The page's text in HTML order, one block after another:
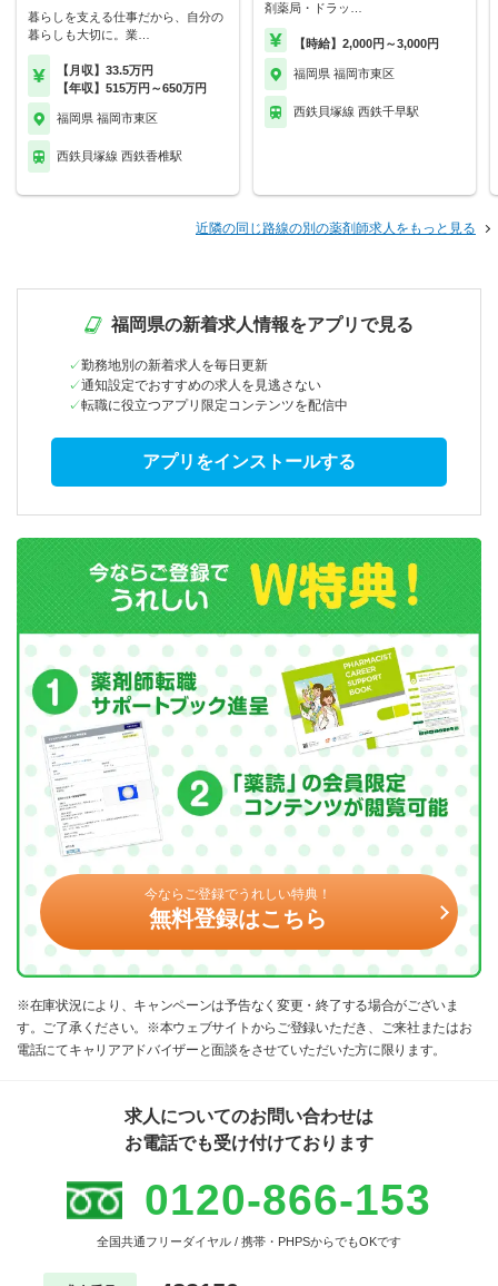
暮らしを支える仕事だから、自分の
暮らしも大切に。業…
【月収】33.5万円
【年収】515万円～650万円
福岡県 福岡市東区
西鉄貝塚線 西鉄香椎駅
剤薬局・ドラッ…
【時給】2,000円～3,000円
福岡県 福岡市東区
西鉄貝塚線 西鉄千早駅
近隣の同じ路線の別の薬剤師求人をもっと見る
福岡県の新着求人情報をアプリで見る
勤務地別の新着求人を毎日更新
通知設定でおすすめの求人を見逃さない
転職に役立つアプリ限定コンテンツを配信中
アプリをインストールする
今ならご登録でうれしい特典！
無料登録はこちら
※在庫状況により、キャンペーンは予告なく変更・終了する場合がございま
す。ご了承ください。※本ウェブサイトからご登録いただき、ご来社またはお
電話にてキャリアアドバイザーと面談をさせていただいた方に限ります。
求人についてのお問い合わせは
お電話でも受け付けております
0120-866-153
全国共通フリーダイヤル / 携帯・PHPSからでもOKです